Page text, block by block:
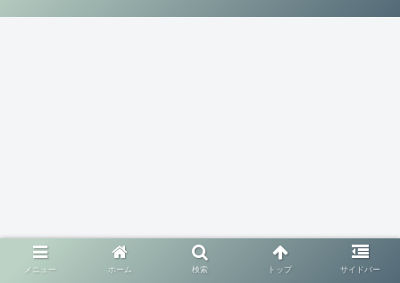
メニュー ホーム 検索 トップ サイドバー